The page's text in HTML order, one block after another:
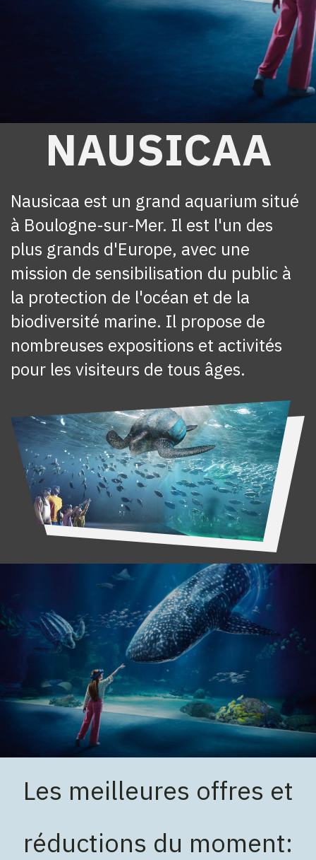
NAUSICAA
Nausicaa est un grand aquarium situé
à Boulogne-sur-Mer. Il est l'un des
plus grands d'Europe, avec une
mission de sensibilisation du public à
la protection de l'océan et de la
biodiversité marine. Il propose de
nombreuses expositions et activités
pour les visiteurs de tous âges.
Les meilleures offres et
réductions du moment: